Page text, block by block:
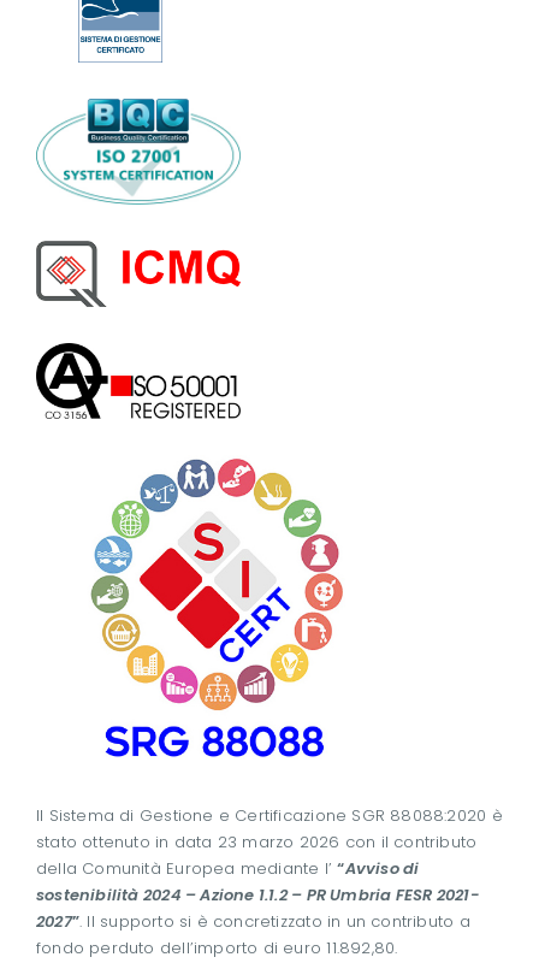
Il Sistema di Gestione e Certificazione SGR 88088:2020 è
stato ottenuto in data 23 marzo 2026 con il contributo
della Comunità Europea mediante l’“Avviso di
sostenibilità 2024 – Azione 1.1.2 – PR Umbria FESR 2021-
2027”. Il supporto si è concretizzato in un contributo a
fondo perduto dell’importo di euro 11.892,80.